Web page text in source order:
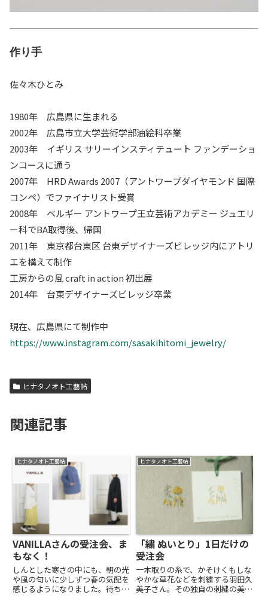
作り手
佐々木ひとみ
1980年 広島県に生まれる
2002年 広島市立大学芸術学部油絵科卒業
2003年 イギリス サリーインスティテュート ファンデーショ
ンコースに通う
2007年 HRD Awards 2007（アントワープダイヤモンド 国際
コンペ）でファイナリスト受賞
2008年 ベルギー アントワープ王立芸術アカデミー ジュエリ
ー科でBA取得後、帰国
2011年 東京都台東区 台東デザイナーズビレッジ内にアトリ
エを構えて制作
工房からの風 craft in action 初出展
2014年 台東デザイナーズビレッジ卒業
現在、広島県にて制作中
https://www.instagram.com/sasakihitomi_jewelry/
ヒナタノオト工藝帖
関連記事
ヒナタノオト工藝帖
VANILLAさんの受注会、ま
もなく！
しんとした寒さの中にも、朝の光
や風の匂いに少しずつ春の気配を
感じるようになりました。待ちわ
ヒナタノオト工藝帖
「繍 ぬいとり」1日だけの
受注会
一本取りの糸で、かそけくもしな
やかな草花などを刺繍する羽田久
美子さん。その独自の刺繍の美し